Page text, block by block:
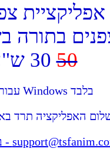
אפליקציית
בתורה
5030 ש"ח בלבד
בלבד Windows עבור מערכת הפעלה
האפליקציה תרד
-